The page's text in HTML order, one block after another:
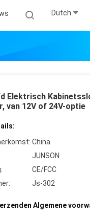
Dutch
Elektrisch
van 12V of 24V-optie
China
JUNSON
CE/FCC
Js-302
Algemene